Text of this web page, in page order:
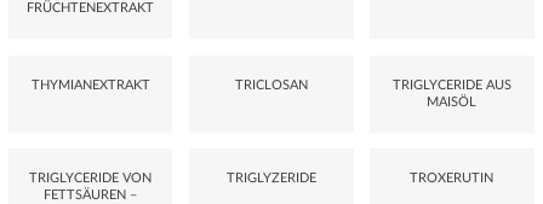
FRÜCHTENEXTRAKT
THYMIANEXTRAKT TRICLOSAN
TRIGLYCERIDE AUS
MAISÖL
TRIGLYCERIDE VON
FETTSÄUREN –
TRIGLYZERIDE TROXERUTIN